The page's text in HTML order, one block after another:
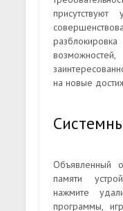
на новые
Объявленный
памяти
нажмите
программы,